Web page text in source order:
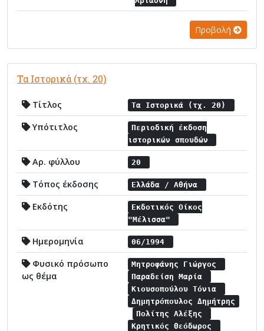
Προβολή
Τα Ιστορικά (τχ. 20)
Τίτλος Τα Ιστορικά (τχ. 20)
Υπότιτλος
Περιοδική έκδοση
ιστορικών σπουδών
Αρ. φύλλου 20
Τόπος έκδοσης Ελλάδα / Αθήνα
Εκδότης
Εκδοτικός Οίκος
"Μέλισσα"
Ημερομηνία 06/1994
Φυσικό πρόσωπο
ως θέμα
Μητροφάνης Γιώργος
Παραδείση Μαρία
Κιουσοπούλου Τόνια
Δημητρόπουλος Δημήτρης
Πολίτης Αλέξης
Κρητικός Θεόδωρος